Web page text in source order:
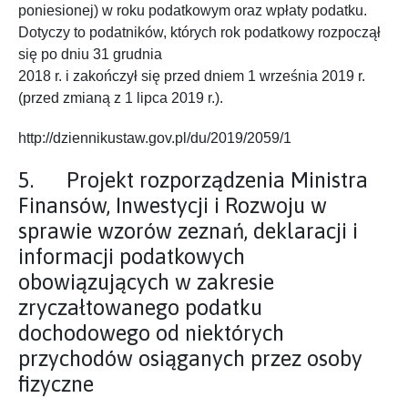
poniesionej) w roku podatkowym oraz wpłaty podatku.
Dotyczy to podatników, których rok podatkowy rozpoczął
się po dniu 31 grudnia
2018 r. i zakończył się przed dniem 1 września 2019 r.
(przed zmianą z 1 lipca 2019 r.).
http://dziennikustaw.gov.pl/du/2019/2059/1
5. Projekt rozporządzenia Ministra
Finansów, Inwestycji i Rozwoju w
sprawie wzorów zeznań, deklaracji i
informacji podatkowych
obowiązujących w zakresie
zryczałtowanego podatku
dochodowego od niektórych
przychodów osiąganych przez osoby
fizyczne